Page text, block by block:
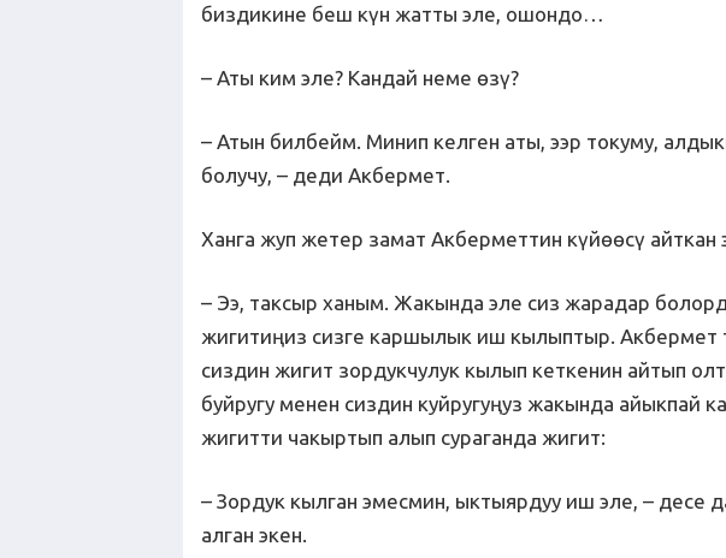
биздикине беш күн жатты эле, ошондо…
– Аты ким эле? Кандай неме өзү?
– Атын билбейм. Минип келген аты, ээр токуму,
болучу, – деди Акбермет.
Ханга жуп жетер замат Акберметтин күйөөсү айткан
– Ээ, таксыр ханым. Жакында эле сиз жарадар
жигитиңиз сизге каршылык иш кылыптыр. Акбермет
сиздин жигит зордукчулук кылып кеткенин айтып
буйругу менен сиздин куйругуңуз жакында айыкпай
жигитти чакыртып алып сураганда жигит:
– Зордук кылган эмесмин, ыктыярдуу иш эле, – десе
алган экен.